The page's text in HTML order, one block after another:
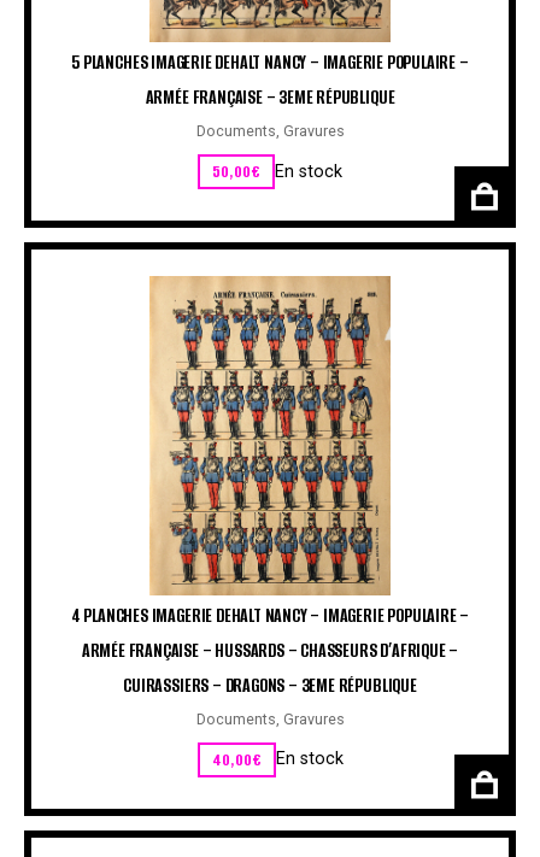
5 PLANCHES IMAGERIE DEHALT NANCY – IMAGERIE POPULAIRE –
ARMÉE FRANÇAISE – 3EME RÉPUBLIQUE
Documents, Gravures
50,00€ En stock
4 PLANCHES IMAGERIE DEHALT NANCY – IMAGERIE POPULAIRE –
ARMÉE FRANÇAISE – HUSSARDS – CHASSEURS D’AFRIQUE –
CUIRASSIERS – DRAGONS – 3EME RÉPUBLIQUE
Documents Gravures
40,00€ En stock